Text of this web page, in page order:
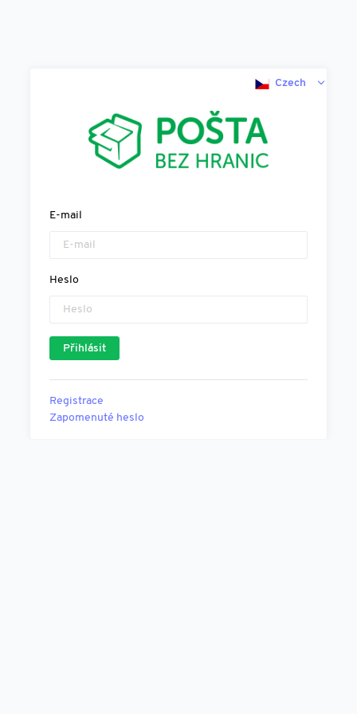
Czech
E-mail
Heslo
Registrace
Zapomenuté heslo